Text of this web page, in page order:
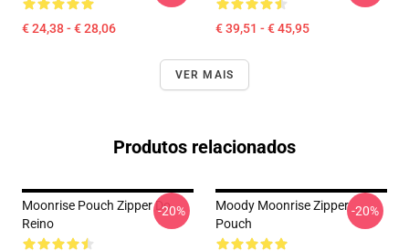
€ 24,38 - € 28,06 € 39,51 - € 45,95
VER MAIS
Produtos relacionados
Moonrise Pouch Zipper Do
Reino
-20%
Moody Moonrise Zipper
Pouch
-20%